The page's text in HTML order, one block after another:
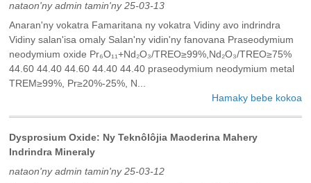
nataon'ny admin tamin'ny 25-03-13
Anaran'ny vokatra Famaritana ny vokatra Vidiny avo indrindra
Vidiny salan'isa omaly Salan'ny vidin'ny fanovana Praseodymium
neodymium oxide Pr₆O₁₁+Nd₂O₃/TREO≥99%,Nd₂O₃/TREO≥75%
44.60 44.40 44.60 44.40 44.40 praseodymium neodymium metal
TREM≥99%, Pr≥20%-25%, N...
Hamaky bebe kokoa
Dysprosium Oxide: Ny Teknôlôjia Maoderina Mahery
Indrindra Mineraly
nataon'ny admin tamin'ny 25-03-12